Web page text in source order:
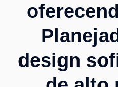
design